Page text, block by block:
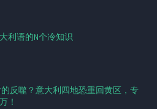
利语的N个冷知识
反噬？意大利四地恐重回黄区，专
！